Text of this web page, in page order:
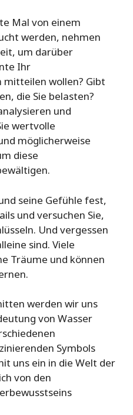
Mal von einem
werden, nehmen
um darüber
Ihr
wollen? Gibt
die Sie belasten?
und
wertvolle
möglicherweise
diese
seine Gefühle fest,
und versuchen Sie,
Und vergessen
sind. Viele
Träume und können
werden wir uns
von Wasser
Symbols
uns ein in die Welt der
von den